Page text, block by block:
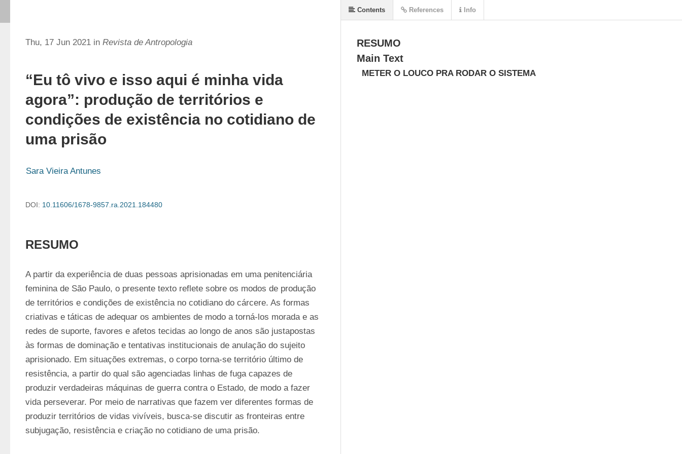
Thu, 17 Jun 2021 in Revista de Antropologia
“Eu tô vivo e isso aqui é minha vida
agora”: produção de territórios e
condições de existência no cotidiano de
uma prisão
Sara Vieira Antunes
DOI: 10.11606/1678-9857.ra.2021.184480
RESUMO
A partir da experiência de duas pessoas aprisionadas em uma penitenciária
feminina de São Paulo, o presente texto reflete sobre os modos de produção
de territórios e condições de existência no cotidiano do cárcere. As formas
criativas e táticas de adequar os ambientes de modo a torná-los morada e as
redes de suporte, favores e afetos tecidas ao longo de anos são justapostas
às formas de dominação e tentativas institucionais de anulação do sujeito
aprisionado. Em situações extremas, o corpo torna-se território último de
resistência, a partir do qual são agenciadas linhas de fuga capazes de
produzir verdadeiras máquinas de guerra contra o Estado, de modo a fazer
vida perseverar. Por meio de narrativas que fazem ver diferentes formas de
produzir territórios de vidas vivíveis, busca-se discutir as fronteiras entre
subjugação, resistência e criação no cotidiano de uma prisão.
RESUMO
Main Text
METER O LOUCO PRA RODAR O SISTEMA
Contents References Info